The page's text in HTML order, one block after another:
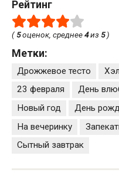
Рейтинг
(5оценок, среднее4из 5)
Метки:
Дрожжевое тесто
23 февраля
День
Новый год
День
На вечеринку
Сытный завтрак